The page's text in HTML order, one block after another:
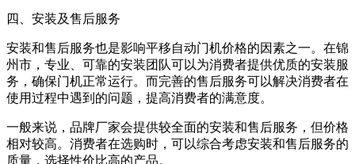
四、安装及售后服务
安装和售后服务也是影响平移自动门机价格的因素之一。在锦
州市，专业、可靠的安装团队可以为消费者提供优质的安装服
务，确保门机正常运行。而完善的售后服务可以解决消费者在
使用过程中遇到的问题，提高消费者的满意度。
一般来说，品牌厂家会提供较全面的安装和售后服务，但价格
相对较高。消费者在选购时，可以综合考虑安装和售后服务的
质量，选择性价比高的产品。